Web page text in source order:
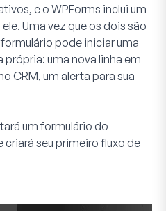
e o WPForms inclui um
Uma vez que os dois são
pode iniciar uma
uma nova linha em
CRM, um alerta para sua
um formulário do
criará seu primeiro fluxo de